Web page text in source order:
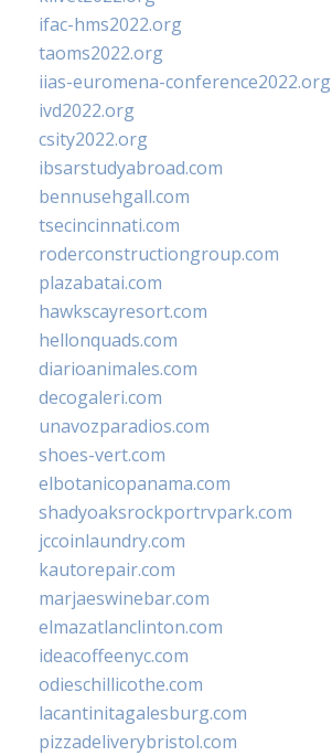
ifac-hms2022.org
taoms2022.org
iias-euromena-conference2022.org
ivd2022.org
csity2022.org
ibsarstudyabroad.com
bennusehgall.com
tsecincinnati.com
roderconstructiongroup.com
plazabatai.com
hawkscayresort.com
hellonquads.com
diarioanimales.com
decogaleri.com
unavozparadios.com
shoes-vert.com
elbotanicopanama.com
shadyoaksrockportrvpark.com
jccoinlaundry.com
kautorepair.com
marjaeswinebar.com
elmazatlanclinton.com
ideacoffeenyc.com
odieschillicothe.com
lacantinitagalesburg.com
pizzadeliverybristol.com